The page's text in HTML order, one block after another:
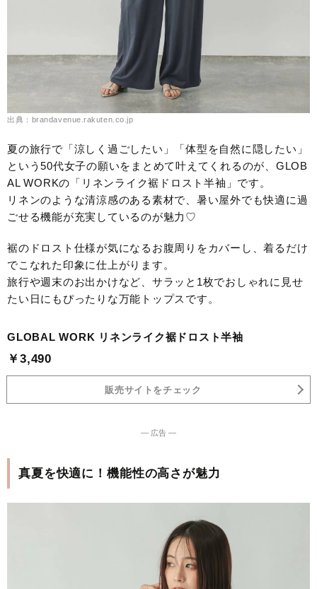
出典：brandavenue.rakuten.co.jp
夏の旅行で「涼しく過ごしたい」「体型を自然に隠したい」
という50代女子の願いをまとめて叶えてくれるのが、GLOB
AL WORKの「リネンライク裾ドロスト半袖」です。
リネンのような清涼感のある素材で、暑い屋外でも快適に過
ごせる機能が充実しているのが魅力♡
裾のドロスト仕様が気になるお腹周りをカバーし、着るだけ
でこなれた印象に仕上がります。
旅行や週末のお出かけなど、サラッと1枚でおしゃれに見せ
たい日にもぴったりな万能トップスです。
GLOBAL WORK リネンライク裾ドロスト半袖
￥3,490
販売サイトをチェック
― 広告 ―
真夏を快適に！機能性の高さが魅力